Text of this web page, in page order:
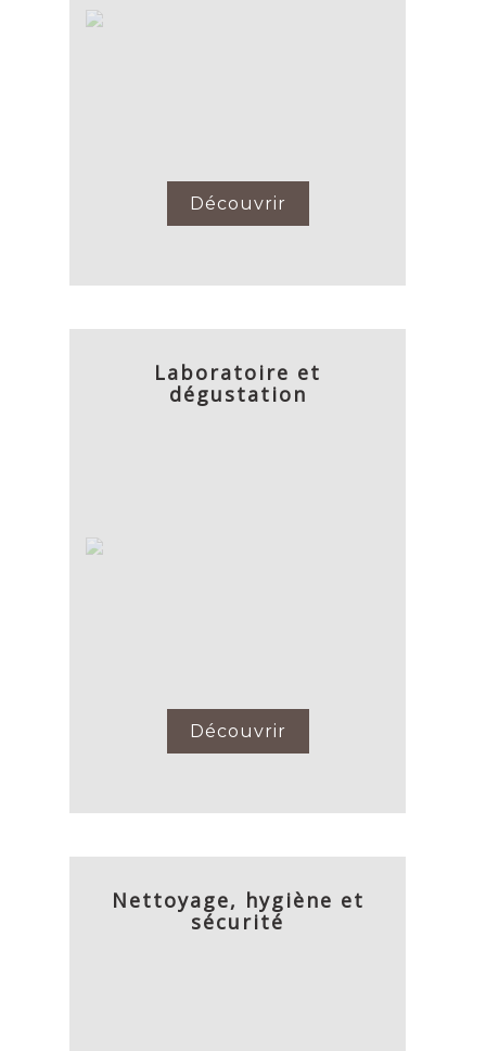
Découvrir
Laboratoire et
dégustation
Découvrir
Nettoyage, hygiène et
sécurité